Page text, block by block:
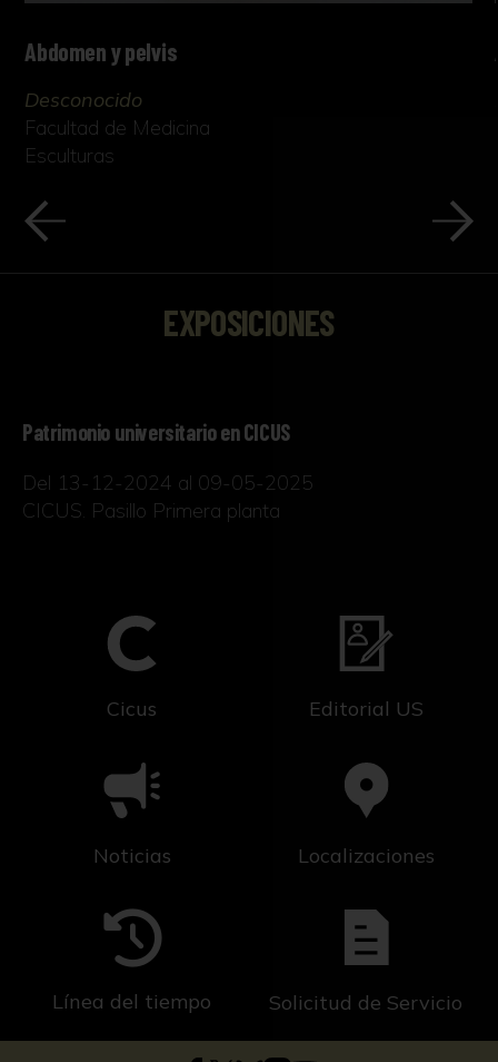
Abdomen y pelvis
Desconocido
Facultad de Medicina
Esculturas
EXPOSICIONES
Patrimonio universitario en CICUS
Del 13-12-2024 al 09-05-2025
CICUS. Pasillo Primera planta
Cicus Editorial US
Noticias Localizaciones
Línea del tiempo Solicitud de Servicio